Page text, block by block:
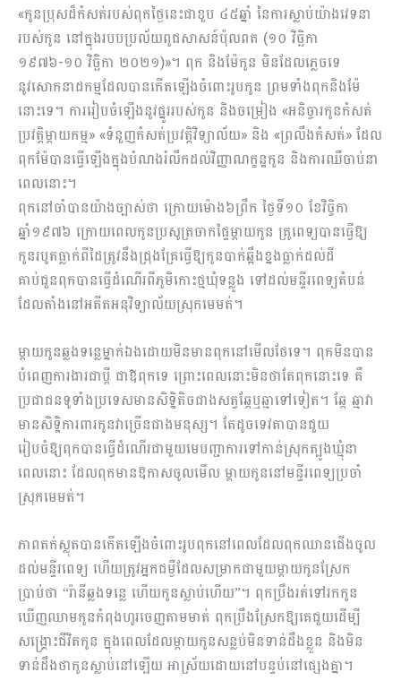
«កូនប្រុសដ៏កំសត់របស់ពុកថ្ងៃនេះជាខួប ៤៥ឆ្នាំ នៃការស្លាប់យ៉ាងវេទនា
របស់កូន នៅក្នុងរបបប្រល័យពូជសាសន៍ប៉ុលពត (១០ វិច្ឆិកា
១៩៧៦-១០ វិច្ឆិកា ២០២១)»។ ពុក និងម៉ែកូន មិនដែលភ្លេចទេ
នូវសោកនាដកម្មដែលបានកើតឡើងចំពោះរូបកូន ព្រមទាំងពុកនិងម៉ែ
នោះទេ។ ការរៀបចំឡើងនូវផ្នូររបស់កូន និងចម្រៀង «អនិច្ចារកូនកំសត់
ប្រវត្តិម្ដាយកម្ម» «ទំនួញកំសត់ប្រវត្តិវិទ្យាល័យ» និង «ព្រលឹងកំសត់» ដែល
ពុកម៉ែបានធ្វើឡើងក្នុងបំណងរំលឹកដល់វិញ្ញាណក្ខន្ឋកូន និងការឈឺចាប់នា
ពេលនោះ។
ពុកនៅចាំបានយ៉ាងច្បាស់ថា ក្រោយម៉ោង៦ព្រឹក ថ្ងៃទី១០ ខែវិច្ចិកា
ឆ្នាំ១៩៧៦ ក្រោយពេលកូនប្រសូត្រចាកផ្ទៃម្តាយកូន គ្រូពេទ្យបានធ្វើឱ្យ
កូនរបូតធ្លាក់ពីដៃត្រូវនឹងជ្រុងគ្រែធ្វើឱ្យកូនបាក់ឆ្អឹងខ្នងធ្លាក់ដល់ដី
គាប់ជួនពុកបានធ្វើដំណើរពីភូមិកោះថ្មឃុំទន្លូង ទៅដល់មន្ទីរពេទ្យតំបន់
ដែលតាំងនៅអតីតអនុវិទ្យាល័យស្រុកមេមត់។
ម្តាយកូនឆ្លងទន្លេម្នាក់ឯងដោយមិនមានពុកនៅមើលថែទេ។ ពុកមិនបាន
បំពេញការងារជាប្តី ជាឪពុកទេ ព្រោះពេលនោះមិនថាតែពុកនោះទេ គឺ
ប្រជាជនទូទាំងប្រទេសមានសិទ្ឋិតិចជាងសត្វឆ្កែឬឆ្មាទៅទៀត។ ឆ្កែ ឆ្មាវា
មានសិទ្ឋិការពារកូនវាច្រើនជាងមនុស្ស។ តែដូចទេវតាបានជួយ
រៀបចំឱ្យពុកបានធ្វើដំណើរជាមួយមេបញ្ជាការទៅកាន់ស្រុកត្បូងឃ្មុំនា
ពេលនោះ ដែលពុកមានឱកាសចូលមើល ម្តាយកូននៅមន្ទីរពេទ្យប្រចាំ
ស្រុកមេមត់។
ភាពតក់ស្លុតបានកើតឡើងចំពោះរូបពុកនៅពេលដែលពុកឈានជើងចូល
ដល់មន្ទីរពេទ្យ ហើយត្រូវអ្នកជម្ងឺដែលសម្រាកជាមួយម្តាយកូនស្រែក
ប្រាប់ថា “រ៉ានីឆ្លងទន្លេ ហើយកូនស្លាប់ហើយ”។ ពុកប្រឹងរត់ទៅរកកូន
ឃើញឈាមកូនកំពុងហូរចេញតាមមាត់ ពុកប្រឹងស្រែកឱ្យគេជួយដើម្បី
សង្គ្រោះជីវិតកូន ក្នុងពេលដែលម្តាយកូនសន្លប់មិនទាន់ដឹងខ្លួន និងមិន
ទាន់ដឹងថាកូនស្លាប់នៅឡើយ អាស្រ័យដោយនៅបន្ទប់នៅផ្សេងគ្នា។